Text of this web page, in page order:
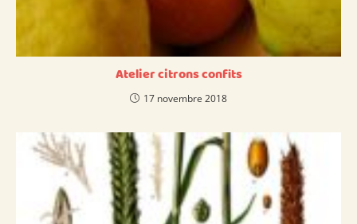
Atelier citrons confits
17 novembre 2018